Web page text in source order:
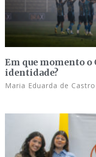
Em que momento o
identidade?
Maria Eduarda de Castro